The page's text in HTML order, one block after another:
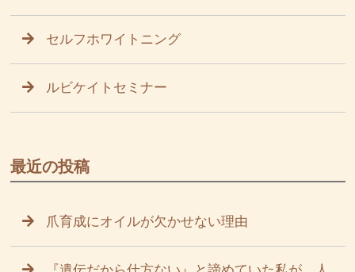
セルフホワイトニング
ルビケイトセミナー
最近の投稿
爪育成にオイルが欠かせない理由